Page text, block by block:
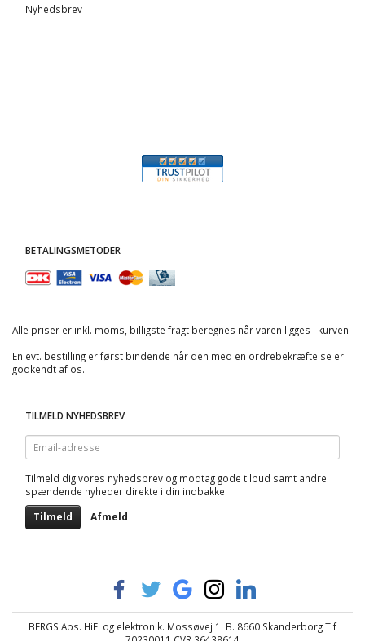
Nyhedsbrev
BETALINGSMETODER
Alle priser er inkl. moms, billigste fragt beregnes når varen ligges i kurven.
En evt. bestilling er først bindende når den med en ordrebekræftelse er
godkendt af os.
TILMELD NYHEDSBREV
Email-
adresse
Tilmeld dig vores nyhedsbrev og modtag gode tilbud samt andre
spændende nyheder direkte i din indbakke.
Tilmeld Afmeld
BERGS Aps. HiFi og elektronik. Mossøvej 1. B. 8660 Skanderborg Tlf